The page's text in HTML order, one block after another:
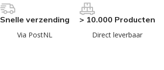
Snelle verzending
Via PostNL
> 10.000 Producten
Direct leverbaar